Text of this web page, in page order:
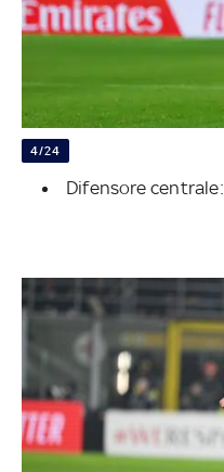
4/24
Difensore centrale: